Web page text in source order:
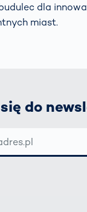
dla
miast.
do